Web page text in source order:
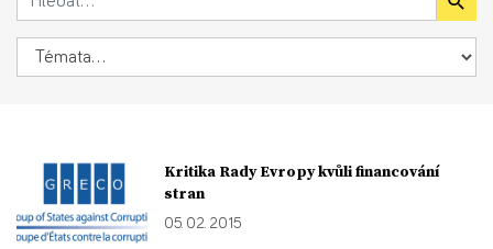
Kritika Rady Evropy kvůli financování
stran
05. 02. 2015